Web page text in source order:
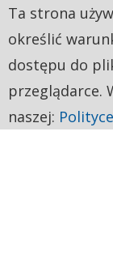
Ta strona
określić
dostępu do
przeglądarce.
naszej: